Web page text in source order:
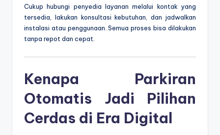
Cukup hubungi penyedia layanan melalui kontak yang
tersedia, lakukan konsultasi kebutuhan, dan jadwalkan
instalasi atau penggunaan. Semua proses bisa dilakukan
tanpa repot dan cepat.
Kenapa Parkiran
Otomatis Jadi Pilihan
Cerdas di Era Digital